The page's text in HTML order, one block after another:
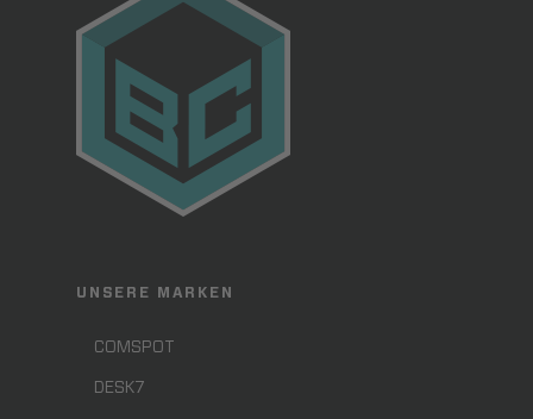
UNSERE MARKEN
COMSPOT
DESK7